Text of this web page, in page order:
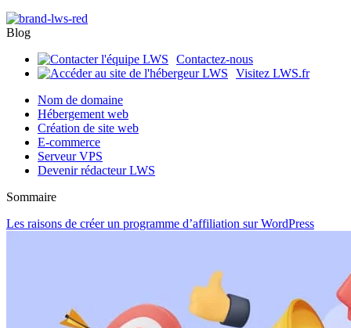
Blog
Contactez-nous
Visitez LWS.fr
Nom de domaine
Hébergement web
Création de site web
E-commerce
Serveur VPS
Devenir rédacteur LWS
Sommaire
Les raisons de créer un programme d’affiliation sur WordPress